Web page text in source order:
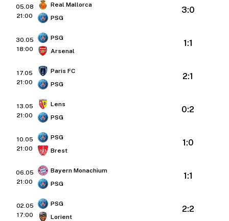
05.08
21:00
Real Mallorca
PSG
3:0
30.05
18:00
PSG
Arsenal
1:1
17.05
21:00
Paris FC
PSG
2:1
13.05
21:00
Lens
PSG
0:2
10.05
21:00
PSG
Brest
1:0
06.05
21:00
Bayern Monachium
PSG
1:1
02.05
17:00
PSG
Lorient
2:2